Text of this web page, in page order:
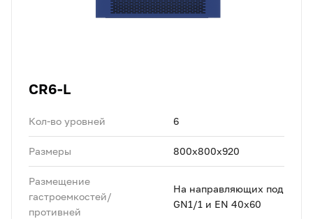
CR6-L
Кол-во уровней 6
Размеры 800x800x920
Размещение
гастроемкостей/
противней
На направляющих под
GN1/1 и EN 40x60